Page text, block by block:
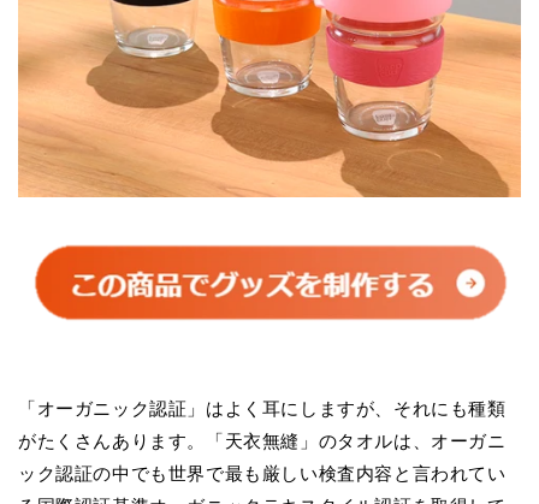
「オーガニック認証」はよく耳にしますが、それにも種類
がたくさんあります。「天衣無縫」のタオルは、オーガニ
ック認証の中でも世界で最も厳しい検査内容と言われてい